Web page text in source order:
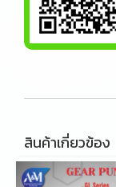
สินค้าเกี่ยวข้อง